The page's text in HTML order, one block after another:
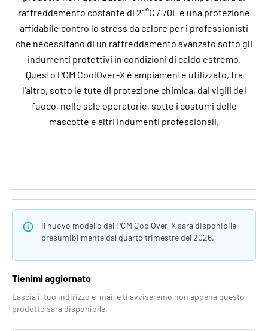
raffreddamento costante di 21°C / 70F e una protezione
affidabile contro lo stress da calore per i professionisti
che necessitano di un raffreddamento avanzato sotto gli
indumenti protettivi in condizioni di caldo estremo.
Questo PCM CoolOver-X è ampiamente utilizzato, tra
l'altro, sotto le tute di protezione chimica, dai vigili del
fuoco, nelle sale operatorie, sotto i costumi delle
mascotte e altri indumenti professionali.
Il nuovo modello del PCM CoolOver-X sarà disponibile
presumibilmente dal quarto trimestre del 2026.
Tienimi aggiornato
Lascia il tuo indirizzo e-mail e ti avviseremo non appena questo
prodotto sarà disponibile.